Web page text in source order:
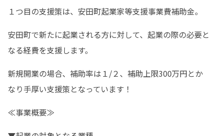
１つ目の支援策は、安田町起業家等支援事業費補助金。
安田町で新たに起業される方に対して、起業の際の必要と
なる経費を支援します。
新規開業の場合、補助率は１/２、補助上限300万円とか
なり手厚い支援策となっています！
≪事業概要≫